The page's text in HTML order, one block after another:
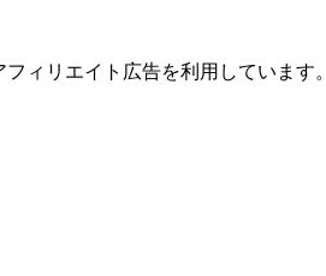
ィリエイト広告を利用しています。